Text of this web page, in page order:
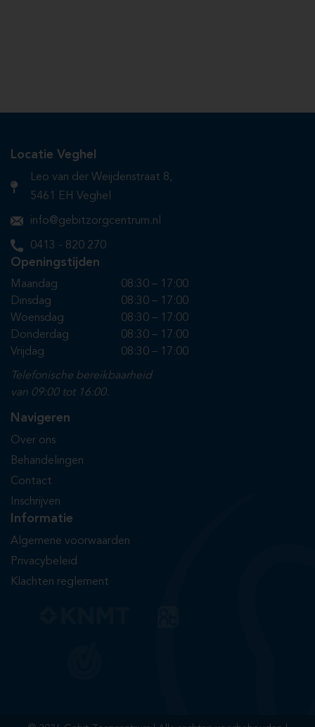
Locatie Veghel
Leo van der Weijdenstraat 8,
5461 EH Veghel
info@gebitzorgcentrum.nl
0413 - 820 270
Openingstijden
Maandag
Dinsdag
Woensdag
Donderdag
Vrijdag
08:30 – 17:00
08:30 – 17:00
08:30 – 17:00
08:30 – 17:00
08:30 – 17:00
Telefonische bereikbaarheid
van 09:00 tot 16:00.
Navigeren
Over ons
Behandelingen
Contact
Inschrijven
Informatie
Algemene voorwaarden
Privacybeleid
Klachten reglement